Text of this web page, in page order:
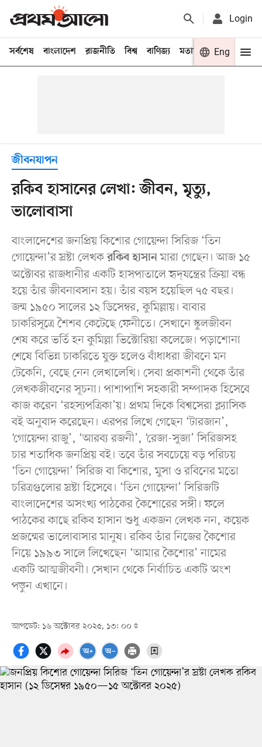
Login
সর্বশেষ বাংলাদেশ রাজনীতি বিশ্ব বাণিজ্য মতামত খেলা
Eng
জীবনযাপন
রকিব হাসানের লেখা: জীবন, মৃত্যু,
ভালোবাসা
বাংলাদেশের জনপ্রিয় কিশোর গোয়েন্দা সিরিজ ‘তিন
গোয়েন্দা’র স্রষ্টা লেখকরকিব হাসানমারা গেছেন। আজ ১৫
অক্টোবর রাজধানীর একটি হাসপাতালে হৃদ্‌যন্ত্রের ক্রিয়া বন্ধ
হয়ে তাঁর জীবনাবসান হয়। তাঁর বয়স হয়েছিল ৭৫ বছর।
জন্ম ১৯৫০ সালের ১২ ডিসেম্বর, কুমিল্লায়। বাবার
চাকরিসূত্রে শৈশব কেটেছে ফেনীতে। সেখানে স্কুলজীবন
শেষ করে ভর্তি হন কুমিল্লা ভিক্টোরিয়া কলেজে। পড়াশোনা
শেষে বিভিন্ন চাকরিতে যুক্ত হলেও বাঁধাধরা জীবনে মন
টেকেনি, বেছে নেন লেখালেখি। সেবা প্রকাশনী থেকে তাঁর
লেখকজীবনের সূচনা। পাশাপাশি সহকারী সম্পাদক হিসেবে
কাজ করেন ‘রহস্যপত্রিকা’য়। প্রথম দিকে বিশ্বসেরা ক্ল্যাসিক
বই অনুবাদ করেছেন। এরপর লিখে গেছেন ‘টারজান’,
‘গোয়েন্দা রাজু’, ‘আরব্য রজনী’, ‘রেজা-সুজা’ সিরিজসহ
চার শতাধিক জনপ্রিয় বই। তবে তাঁর সবচেয়ে বড় পরিচয়
‘তিন গোয়েন্দা’ সিরিজ বা কিশোর, মুসা ও রবিনের মতো
চরিত্রগুলোর স্রষ্টা হিসেবে। ‘তিন গোয়েন্দা’ সিরিজটি
বাংলাদেশের অসংখ্য পাঠকের কৈশোরের সঙ্গী। ফলে
পাঠকের কাছে রকিব হাসান শুধু একজন লেখক নন, কয়েক
প্রজন্মের ভালোবাসার মানুষ। রকিব তাঁর নিজের কৈশোর
নিয়ে ১৯৯৩ সালে লিখেছেন ‘আমার কৈশোর’ নামের
একটি আত্মজীবনী। সেখান থেকে নির্বাচিত একটি অংশ
পড়ুন এখানে।
আপডেট: ১৬ অক্টোবর ২০২৫, ১৩: ০০